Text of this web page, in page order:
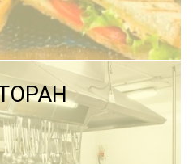
ПОДРОБНЕЕ